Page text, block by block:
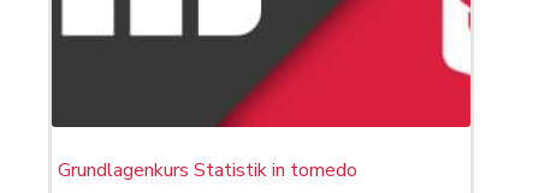
Grundlagenkurs Statistik in tomedo